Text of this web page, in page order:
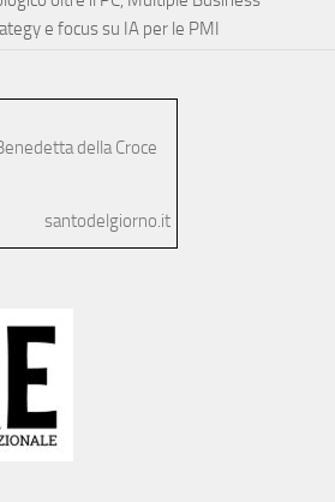
e focus su IA per le PMI
della Croce
santodelgiorno.it